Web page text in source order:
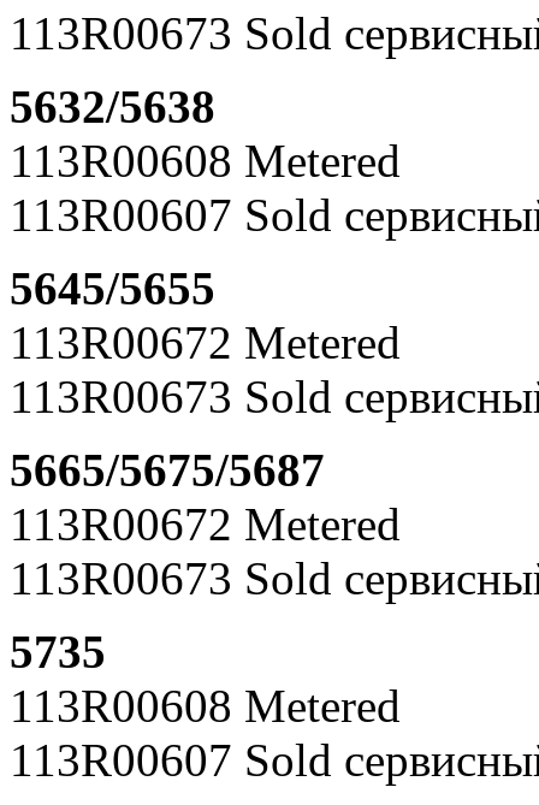
113R00673 Sold
5632/5638
113R00608 Metered
113R00607 Sold
5645/5655
113R00672 Metered
113R00673 Sold
5665/5675/5687
113R00672 Metered
113R00673 Sold
5735
113R00608 Metered
113R00607 Sold